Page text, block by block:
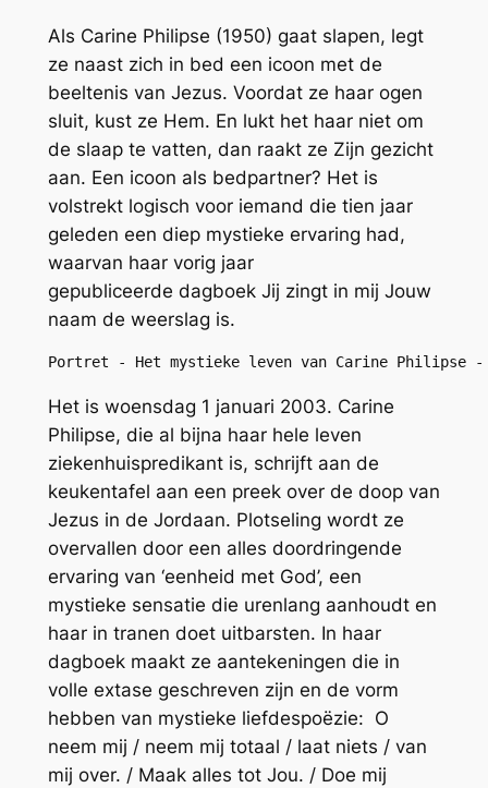
Als Carine Philipse (1950) gaat slapen, legt
ze naast zich in bed een icoon met de
beeltenis van Jezus. Voordat ze haar ogen
sluit, kust ze Hem. En lukt het haar niet om
de slaap te vatten, dan raakt ze Zijn gezicht
aan. Een icoon als bedpartner? Het is
volstrekt logisch voor iemand die tien jaar
geleden een diep mystieke ervaring had,
waarvan haar vorig jaar
gepubliceerde dagboek Jij zingt in mij Jouw
naam de weerslag is.
Portret - Het mystieke leven van Carine
Het is woensdag 1 januari 2003. Carine
Philipse, die al bijna haar hele leven
ziekenhuispredikant is, schrijft aan de
keukentafel aan een preek over de doop van
Jezus in de Jordaan. Plotseling wordt ze
overvallen door een alles doordringende
ervaring van ‘eenheid met God’, een
mystieke sensatie die urenlang aanhoudt en
haar in tranen doet uitbarsten. In haar
dagboek maakt ze aantekeningen die in
volle extase geschreven zijn en de vorm
hebben van mystieke liefdespoëzie: O
neem mij / neem mij totaal / laat niets / van
mij over. / Maak alles tot Jou. / Doe mij